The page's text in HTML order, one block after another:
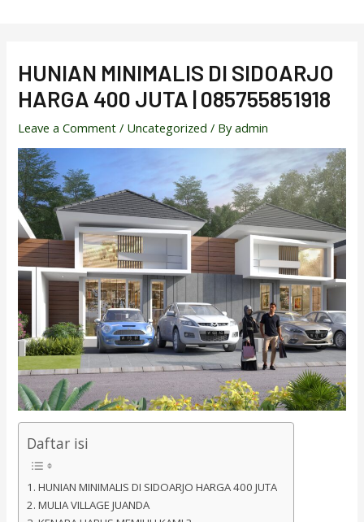
HUNIAN MINIMALIS DI SIDOARJO
HARGA 400 JUTA | 085755851918
Leave a Comment / Uncategorized / Byadmin
Daftar isi
HUNIAN MINIMALIS DI SIDOARJO HARGA 400 JUTA
MULIA VILLAGE JUANDA